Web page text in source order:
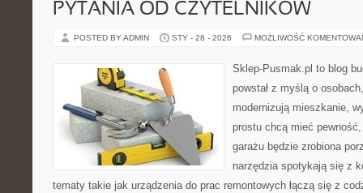
PYTANIA OD CZYTELNIKÓW
POSTED BY ADMIN STY - 28 - 2026 MOŻLIWOŚĆ
Sklep-Pusmak.pl to blog
powstał z myślą o
modernizują mieszkanie,
prostu chcą mieć
garażu będzie zrobiona
narzędzia spotykają się z
tematy takie jak urządzenia do prac remontowych łączą się z